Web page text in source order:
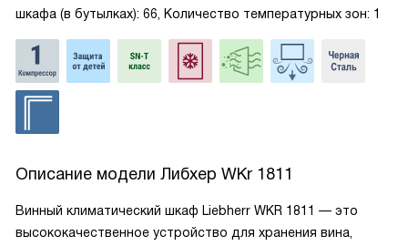
шкафа (в бутылках): 66, Количество температурных зон: 1
Описание модели Либхер WKr 1811
Винный климатический шкаф Liebherr WKR 1811 — это
высококачественное устройство для хранения вина,